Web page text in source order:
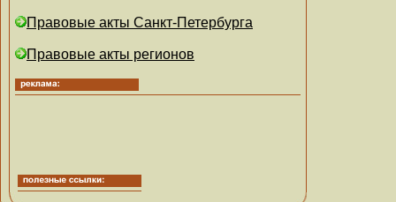
Правовые акты Санкт-Петербурга
Правовые акты регионов